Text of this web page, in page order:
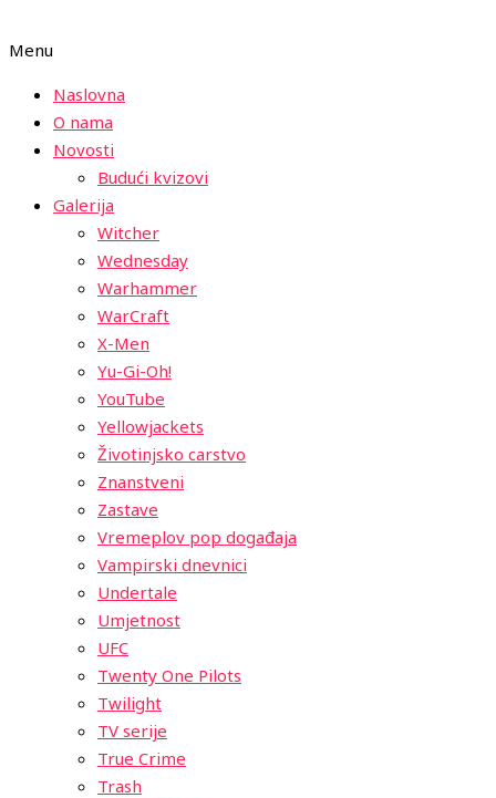
Menu
Naslovna
O nama
Novosti
Budući kvizovi
Galerija
Witcher
Wednesday
Warhammer
WarCraft
X-Men
Yu-Gi-Oh!
YouTube
Yellowjackets
Životinjsko carstvo
Znanstveni
Zastave
Vremeplov pop događaja
Vampirski dnevnici
Undertale
Umjetnost
UFC
Twenty One Pilots
Twilight
TV serije
True Crime
Trash